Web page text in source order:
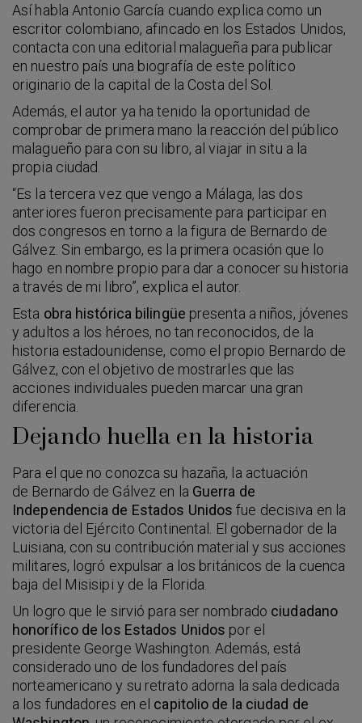
Así habla Antonio García cuando explica como un
escritor colombiano, afincado en los Estados Unidos,
contacta con una editorial malagueña para publicar
en nuestro país una biografía de este político
originario de la capital de la Costa del Sol.
Además, el autor ya ha tenido la oportunidad de
comprobar de primera mano la reacción del público
malagueño para con su libro, al viajar in situ a la
propia ciudad.
“Es la tercera vez que vengo a Málaga, las dos
anteriores fueron precisamente para participar en
dos congresos en torno a la figura de Bernardo de
Gálvez. Sin embargo, es la primera ocasión que lo
hago en nombre propio para dar a conocer su historia
a través de mi libro”, explica el autor.
Esta obra histórica bilingüe presenta a niños, jóvenes
y adultos a los héroes, no tan reconocidos, de la
historia estadounidense, como el propio Bernardo de
Gálvez, con el objetivo de mostrarles que las
acciones individuales pueden marcar una gran
diferencia.
Dejando huella en la historia
Para el que no conozca su hazaña, la actuación
de Bernardo de Gálvez en la Guerra de
Independencia de Estados Unidos fue decisiva en la
victoria del Ejército Continental. El gobernador de la
Luisiana, con su contribución material y sus acciones
militares, logró expulsar a los británicos de la cuenca
baja del Misisipi y de la Florida.
Un logro que le sirvió para ser nombrado ciudadano
honorífico de los Estados Unidos por el
presidente George Washington. Además, está
considerado uno de los fundadores del país
norteamericano y su retrato adorna la sala dedicada
a los fundadores en el capitolio de la ciudad de